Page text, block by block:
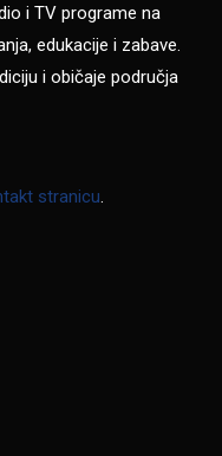
i TV programe na
edukacije i zabave.
i običaje područja
stranicu.